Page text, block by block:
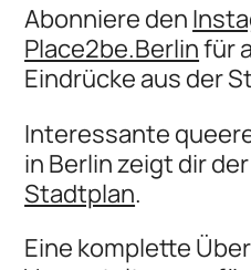
Abonniere den
Place2be.Berlinfür
Eindrücke aus der
Interessante
in Berlin zeigt dir der
Stadtplan.
Eine komplette